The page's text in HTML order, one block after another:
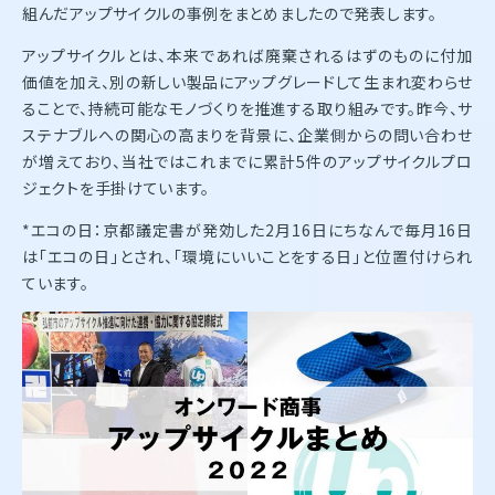
組んだアップサイクルの事例をまとめましたので発表します。
アップサイクルとは、本来であれば廃棄されるはずのものに付加
価値を加え、別の新しい製品にアップグレードして生まれ変わらせ
ることで、持続可能なモノづくりを推進する取り組みです。昨今、サ
ステナブルへの関心の高まりを背景に、企業側からの問い合わせ
が増えており、当社ではこれまでに累計5件のアップサイクルプロ
ジェクトを手掛けています。
*エコの日：京都議定書が発効した2月16日にちなんで毎月16日
は「エコの日」とされ、「環境にいいことをする日」と位置付けられ
ています。